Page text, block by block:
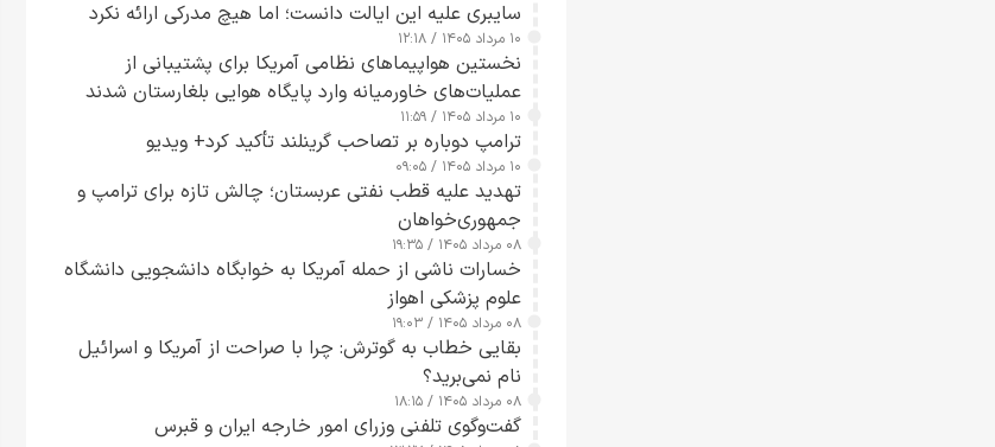
سایبری علیه این ایالت دانست؛ اما هیچ مدرکی ارائه نکرد
۱۰ مرداد ۱۴۰۵ / ۱۲:۱۸
نخستین هواپیماهای نظامی آمریکا برای پشتیبانی از
عملیات‌های خاورمیانه وارد پایگاه هوایی بلغارستان شدند
۱۰ مرداد ۱۴۰۵ / ۱۱:۵۹
ترامپ دوباره بر تصاحب گرینلند تأکید کرد+ ویدیو
۱۰ مرداد ۱۴۰۵ / ۰۹:۰۵
تهدید علیه قطب نفتی عربستان؛ چالش تازه برای ترامپ و
جمهوری‌خواهان
۰۸ مرداد ۱۴۰۵ / ۱۹:۳۵
خسارات ناشی از حمله آمریکا به خوابگاه دانشجویی دانشگاه
علوم پزشکی اهواز
۰۸ مرداد ۱۴۰۵ / ۱۹:۰۳
بقایی خطاب به گوترش: چرا با صراحت از آمریکا و اسرائیل
نام نمی‌برید؟
۰۸ مرداد ۱۴۰۵ / ۱۸:۱۵
گفت‌وگوی تلفنی وزرای امور خارجه ایران و قبرس